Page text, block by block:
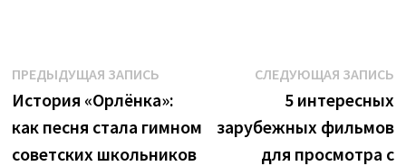
Навигация
по
записям
ПРЕДЫДУЩАЯ ЗАПИСЬПредыдущая
запись:
История «Орлёнка»:
как песня стала гимном
советских школьников
СЛЕДУЮЩАЯ ЗАПИСЬ
5 интересных
зарубежных фильмов
для просмотра с